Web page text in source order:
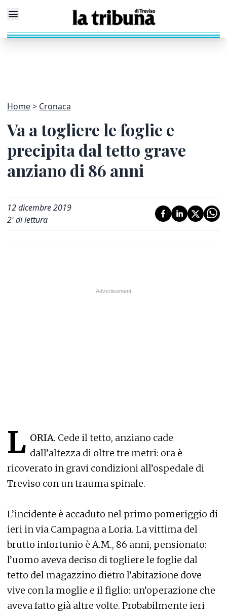
Home Cronaca
Va a togliere le foglie e
precipita dal tetto grave
anziano di 86 anni
12 dicembre 2019
2' di lettura
L ORIA. Cede il tetto, anziano cade
dall’altezza di oltre tre metri: ora è
ricoverato in gravi condizioni all’ospedale di
Treviso con un trauma spinale.
L’incidente è accaduto nel primo pomeriggio di
ieri in via Campagna a Loria. La vittima del
brutto infortunio è A.M., 86 anni, pensionato:
l’uomo aveva deciso di togliere le foglie dal
tetto del magazzino dietro l’abitazione dove
vive con la moglie e il figlio: un’operazione che
aveva fatto già altre volte. Probabilmente ieri